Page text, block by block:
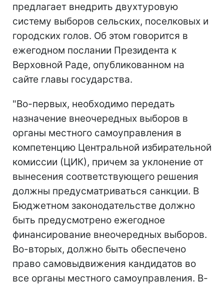
предлагает внедрить двухтуровую
систему выборов сельских, поселковых и
городских голов. Об этом говорится в
ежегодном послании Президента к
Верховной Раде, опубликованном на
сайте главы государства.
"Во-первых, необходимо передать
назначение внеочередных выборов в
органы местного самоуправления в
компетенцию Центральной избирательной
комиссии (ЦИК), причем за уклонение от
вынесения соответствующего решения
должны предусматриваться санкции. В
Бюджетном законодательстве должно
быть предусмотрено ежегодное
финансирование внеочередных выборов.
Во-вторых, должно быть обеспечено
право самовыдвижения кандидатов во
все органы местного самоуправления. В-